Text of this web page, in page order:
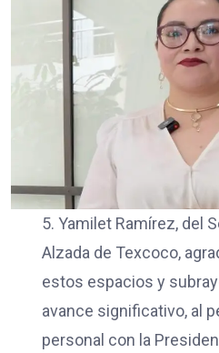
5. Yamilet Ramírez, del
Alzada de Texcoco,
estos espacios y
avance significativo, al
personal con la